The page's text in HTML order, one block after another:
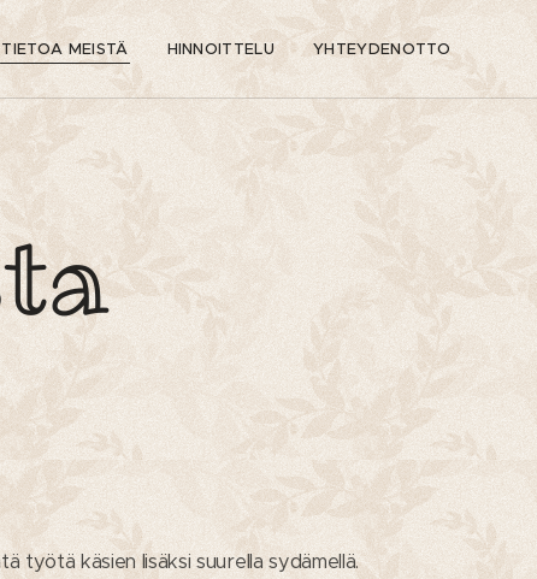
TIETOA MEISTÄ HINNOITTELU YHTEYDENOTTO
työtä käsien lisäksi suurella sydämellä.